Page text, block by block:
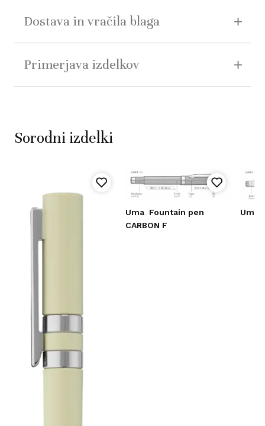
Dostava in vračila blaga
Primerjava izdelkov
Sorodni izdelki
Uma Fountain pen
CARBON F
Uma